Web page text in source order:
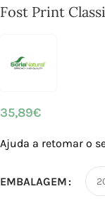
Fost Print
35,89€
Ajuda a retomar o
EMBALAGEM